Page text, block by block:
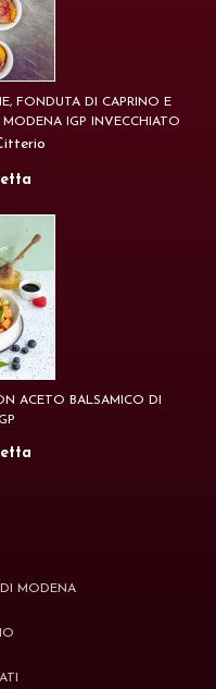
FONDUTA DI CAPRINO E
IGP INVECCHIATO
ACETO BALSAMICO DI
MODENA